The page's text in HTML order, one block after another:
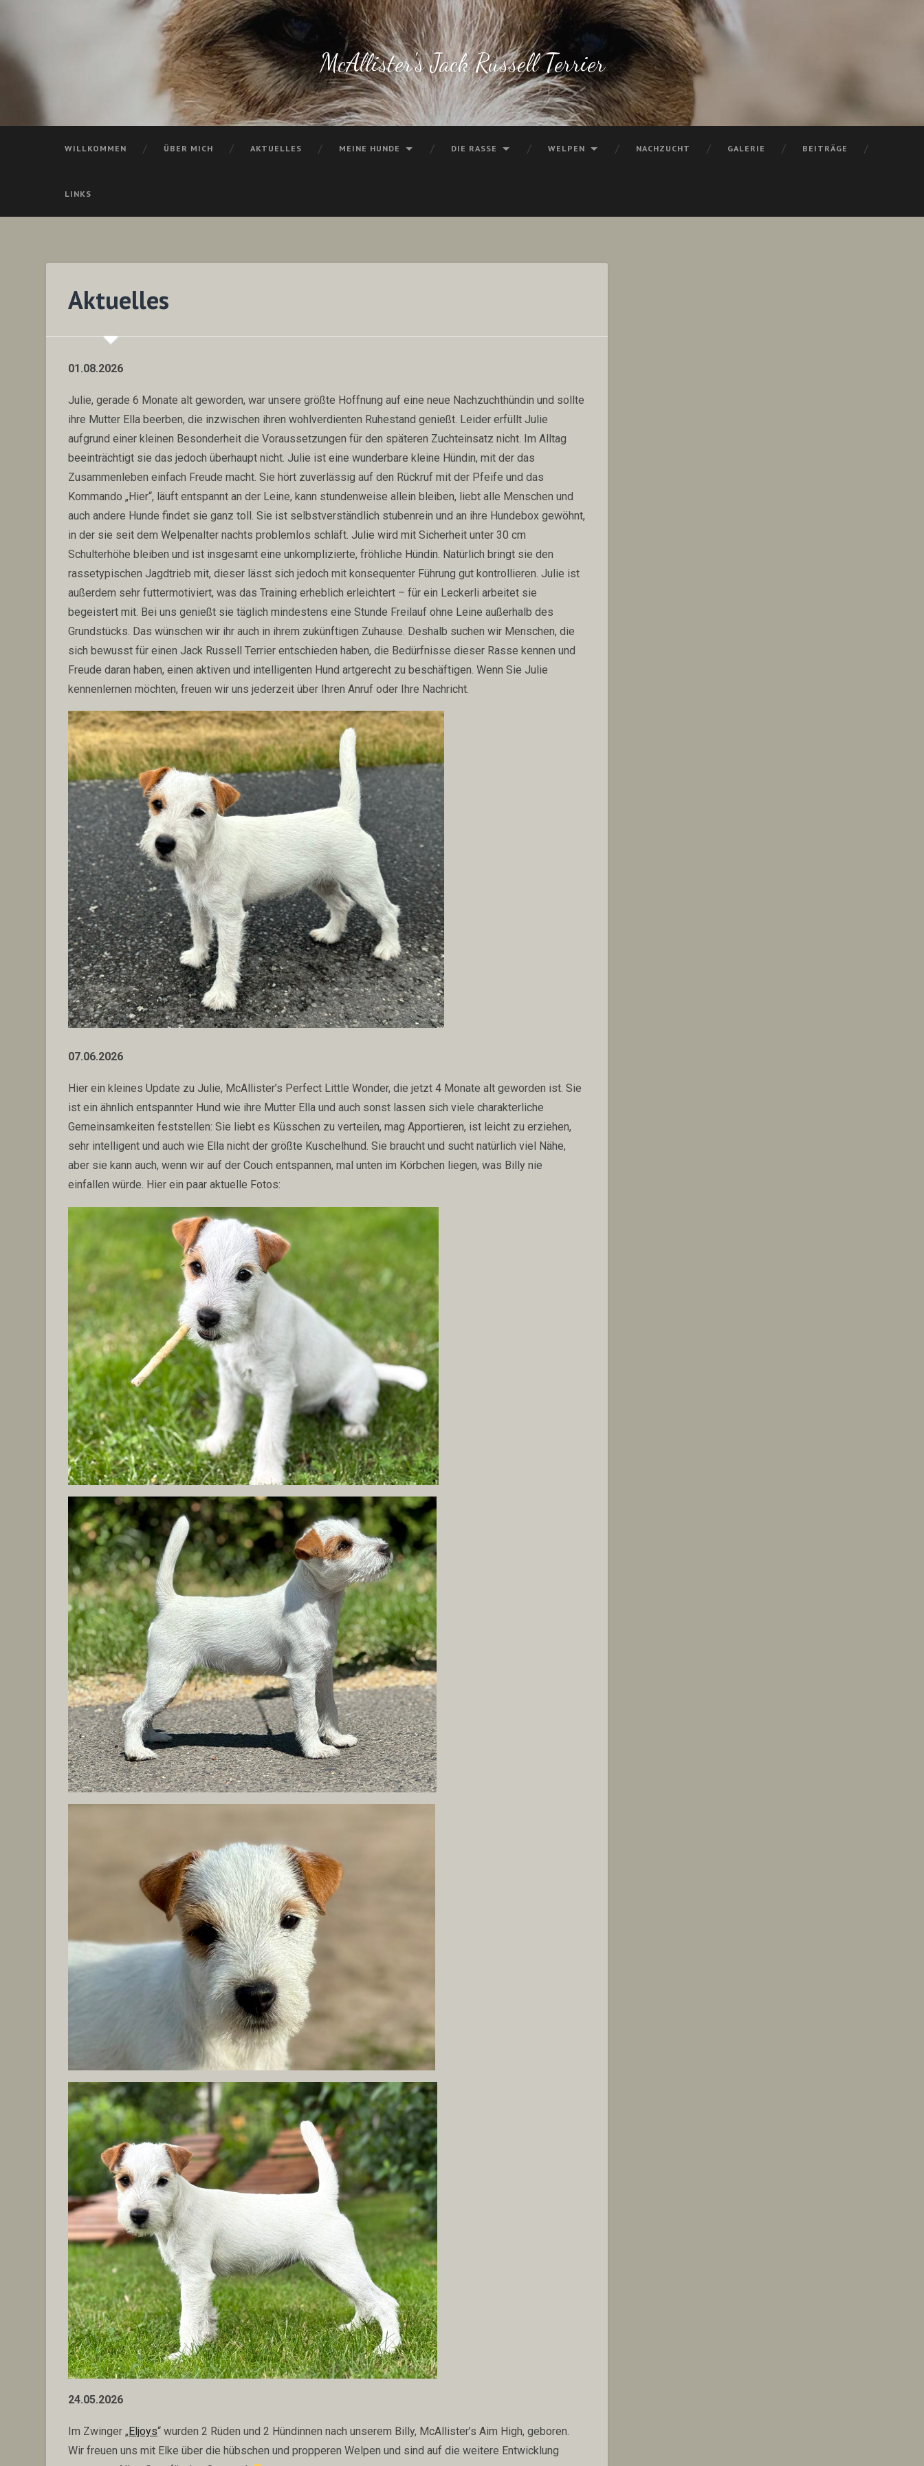
McAllister's Jack Russell Terrier
WILLKOMMEN ÜBER MICH AKTUELLES MEINE HUNDE DIE RASSE WELPEN NACHZUCHT GALERIE BEITRÄGE
LINKS
Aktuelles
01.08.2026
Julie, gerade 6 Monate alt geworden, war unsere größte Hoffnung auf eine neue Nachzuchthündin und sollte
ihre Mutter Ella beerben, die inzwischen ihren wohlverdienten Ruhestand genießt. Leider erfüllt Julie
aufgrund einer kleinen Besonderheit die Voraussetzungen für den späteren Zuchteinsatz nicht. Im Alltag
beeinträchtigt sie das jedoch überhaupt nicht. Julie ist eine wunderbare kleine Hündin, mit der das
Zusammenleben einfach Freude macht. Sie hört zuverlässig auf den Rückruf mit der Pfeife und das
Kommando „Hier“, läuft entspannt an der Leine, kann stundenweise allein bleiben, liebt alle Menschen und
auch andere Hunde findet sie ganz toll. Sie ist selbstverständlich stubenrein und an ihre Hundebox gewöhnt,
in der sie seit dem Welpenalter nachts problemlos schläft. Julie wird mit Sicherheit unter 30 cm
Schulterhöhe bleiben und ist insgesamt eine unkomplizierte, fröhliche Hündin. Natürlich bringt sie den
rassetypischen Jagdtrieb mit, dieser lässt sich jedoch mit konsequenter Führung gut kontrollieren. Julie ist
außerdem sehr futtermotiviert, was das Training erheblich erleichtert – für ein Leckerli arbeitet sie
begeistert mit. Bei uns genießt sie täglich mindestens eine Stunde Freilauf ohne Leine außerhalb des
Grundstücks. Das wünschen wir ihr auch in ihrem zukünftigen Zuhause. Deshalb suchen wir Menschen, die
sich bewusst für einen Jack Russell Terrier entschieden haben, die Bedürfnisse dieser Rasse kennen und
Freude daran haben, einen aktiven und intelligenten Hund artgerecht zu beschäftigen. Wenn Sie Julie
kennenlernen möchten, freuen wir uns jederzeit über Ihren Anruf oder Ihre Nachricht.
07.06.2026
Hier ein kleines Update zu Julie, McAllister’s Perfect Little Wonder, die jetzt 4 Monate alt geworden ist. Sie
ist ein ähnlich entspannter Hund wie ihre Mutter Ella und auch sonst lassen sich viele charakterliche
Gemeinsamkeiten feststellen: Sie liebt es Küsschen zu verteilen, mag Apportieren, ist leicht zu erziehen,
sehr intelligent und auch wie Ella nicht der größte Kuschelhund. Sie braucht und sucht natürlich viel Nähe,
aber sie kann auch, wenn wir auf der Couch entspannen, mal unten im Körbchen liegen, was Billy nie
einfallen würde. Hier ein paar aktuelle Fotos:
24.05.2026
Im Zwinger „Eljoys“ wurden 2 Rüden und 2 Hündinnen nach unserem Billy, McAllister’s Aim High, geboren.
Wir freuen uns mit Elke über die hübschen und propperen Welpen und sind auf die weitere Entwicklung